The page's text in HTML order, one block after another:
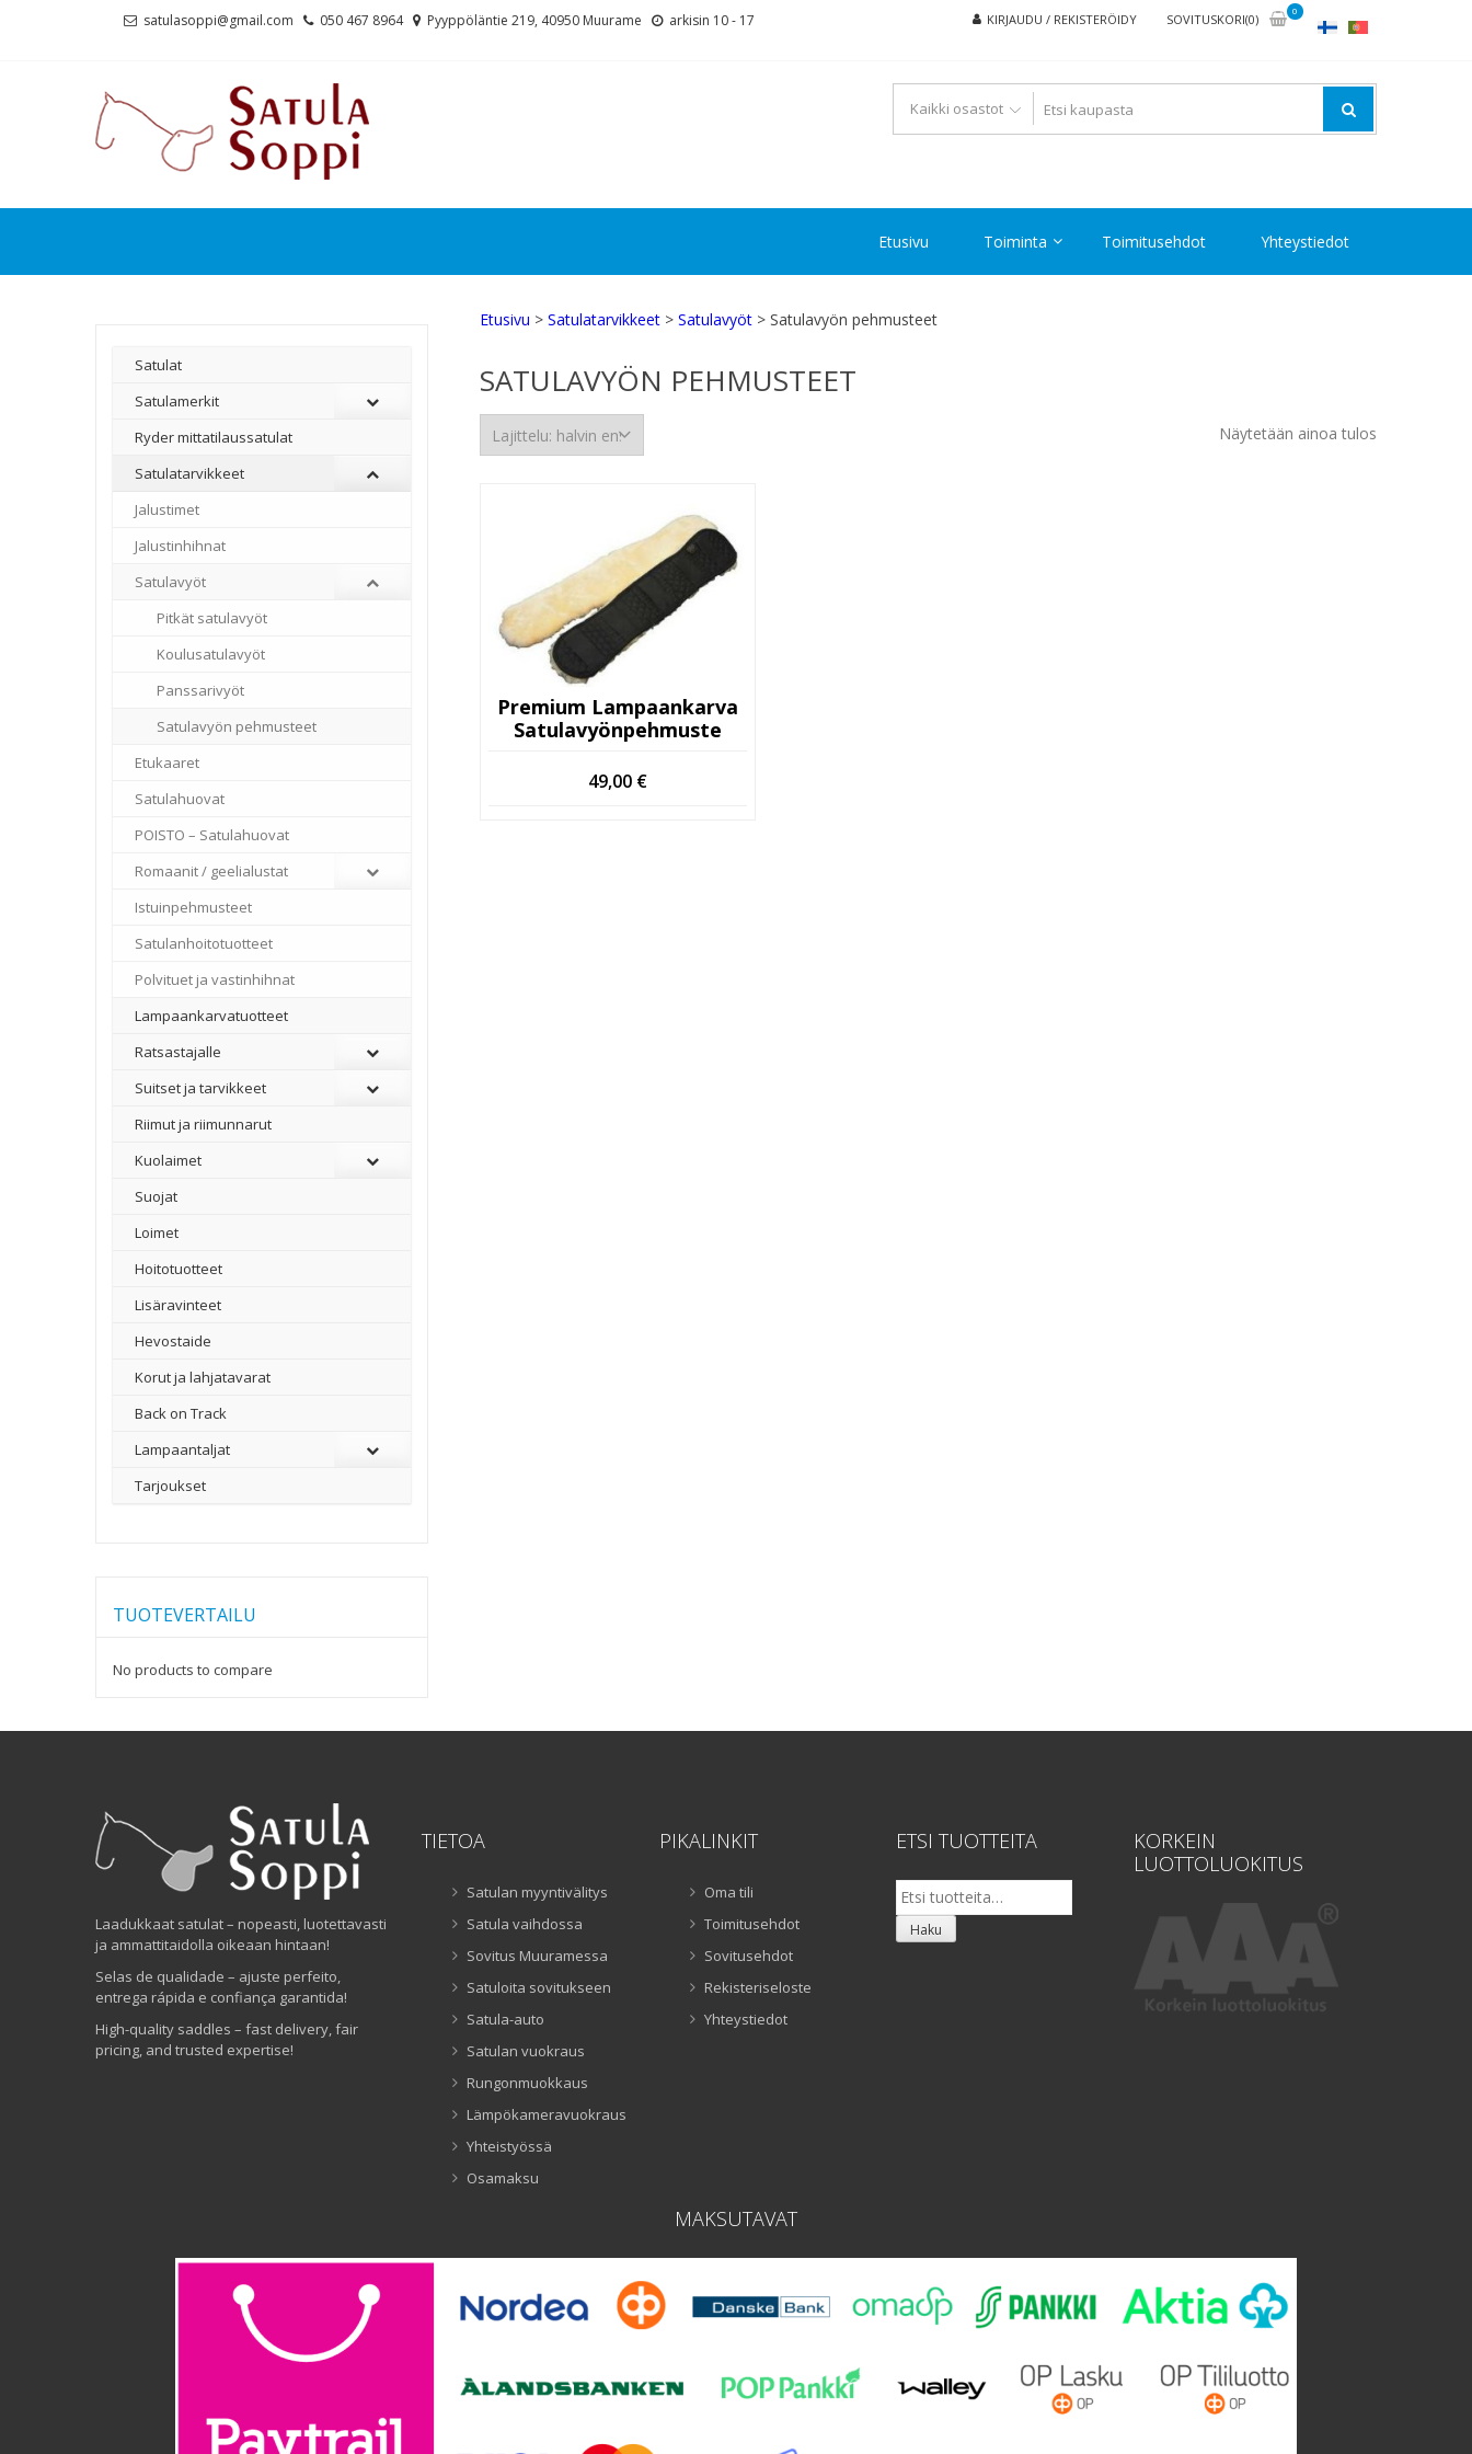
satulasoppi@gmail.com 050 467 8964 Pyyppöläntie 219, 40950 Muurame arkisin 10 - 17 KIRJAUDU / REKISTERÖIDY SOVITUSKORI(0)
0
Etusivu Toiminta Toimitusehdot Yhteystiedot
Etusivu > Satulatarvikkeet > Satulavyöt > Satulavyön pehmusteet
SATULAVYÖN PEHMUSTEET
Näytetään ainoa tulos
Premium Lampaankarva
Satulavyönpehmuste
49,00 €
Satulat
Satulamerkit
Ryder mittatilaussatulat
Satulatarvikkeet
–
Jalustimet
Jalustinhihnat
Satulavyöt
Pitkät satulavyöt
Koulusatulavyöt
Panssarivyöt
Satulavyön pehmusteet
Etukaaret
Satulahuovat
POISTO – Satulahuovat
Romaanit / geelialustat
Istuinpehmusteet
Satulanhoitotuotteet
Polvituet ja vastinhihnat
Lampaankarvatuotteet
Ratsastajalle
Suitset ja tarvikkeet
Riimut ja riimunnarut
Kuolaimet
Suojat
Loimet
Hoitotuotteet
Lisäravinteet
Hevostaide
Korut ja lahjatavarat
Back on Track
Lampaantaljat
Tarjoukset
TUOTEVERTAILU
No products to compare
Laadukkaat satulat – nopeasti, luotettavasti
ja ammattitaidolla oikeaan hintaan!
Selas de qualidade – ajuste perfeito,
entrega rápida e confiança garantida!
High-quality saddles – fast delivery, fair
pricing, and trusted expertise!
TIETOA
Satulan myyntivälitys
Satula vaihdossa
Sovitus Muuramessa
Satuloita sovitukseen
Satula-auto
Satulan vuokraus
Rungonmuokkaus
Lämpökameravuokraus
Yhteistyössä
Osamaksu
PIKALINKIT
Oma tili
Toimitusehdot
Sovitusehdot
Rekisteriseloste
Yhteystiedot
ETSI TUOTTEITA
Etsi:
Haku
KORKEIN
LUOTTOLUOKITUS
MAKSUTAVAT